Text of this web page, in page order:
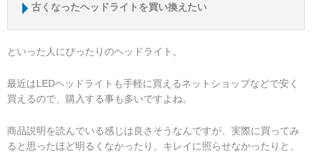
古くなったヘッドライトを買い換えたい
といった人にぴったりのヘッドライト。
最近はLEDヘッドライトも手軽に買えるネットショップなどで安く
買えるので、購入する事も多いですよね。
商品説明を読んでいる感じは良さそうなんですが、実際に買ってみ
ると思ったほど明るくなかったり、キレイに照らせなかったりと、